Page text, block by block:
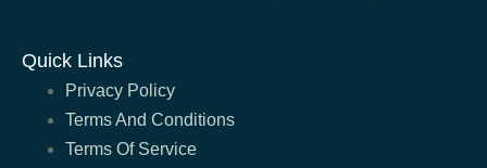
Quick Links
Privacy Policy
Terms And Conditions
Terms Of Service